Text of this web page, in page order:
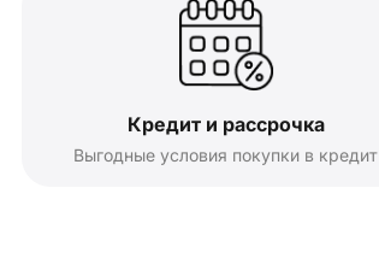
Кредит и рассрочка
Выгодные условия покупки в кредит